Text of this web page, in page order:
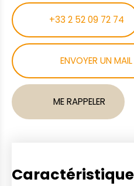
+33 2 52 09 72 74
ENVOYER UN MAIL
ME RAPPELER